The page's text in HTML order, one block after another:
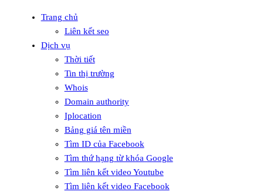
Trang chủ
Liên kết seo
Dịch vụ
Thời tiết
Tin thị trường
Whois
Domain authority
Iplocation
Bảng giá tên miền
Tìm ID của Facebook
Tìm thứ hạng từ khóa Google
Tìm liên kết video Youtube
Tìm liên kết video Facebook